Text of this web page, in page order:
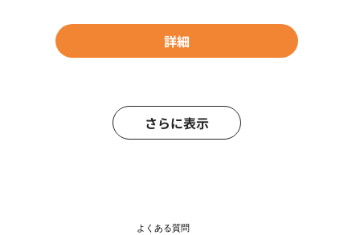
詳細
さらに表示
よくある質問